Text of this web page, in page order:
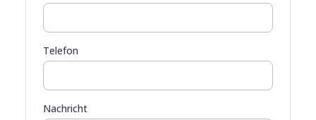
Telefon
Nachricht